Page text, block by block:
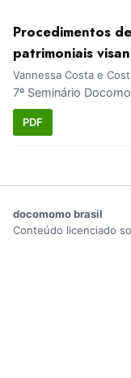
Procedimentos
patrimoniais
Vannessa Costa e
7º Seminário
PDF
docomomo brasil
Conteúdo licenciado